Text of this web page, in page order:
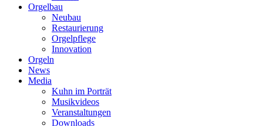
Orgelbau
Neubau
Restaurierung
Orgelpflege
Innovation
Orgeln
News
Media
Kuhn im Porträt
Musikvideos
Veranstaltungen
Downloads